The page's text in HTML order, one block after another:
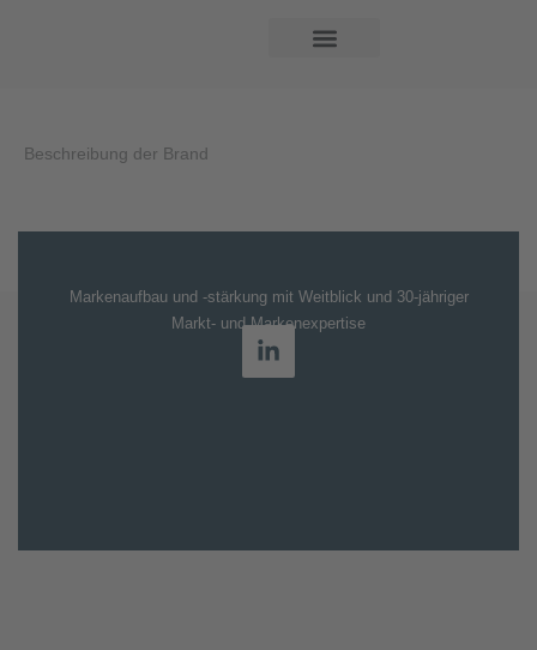
Beschreibung der Brand
Markenaufbau und -stärkung mit Weitblick und 30-jähriger
Markt- und Markenexpertise